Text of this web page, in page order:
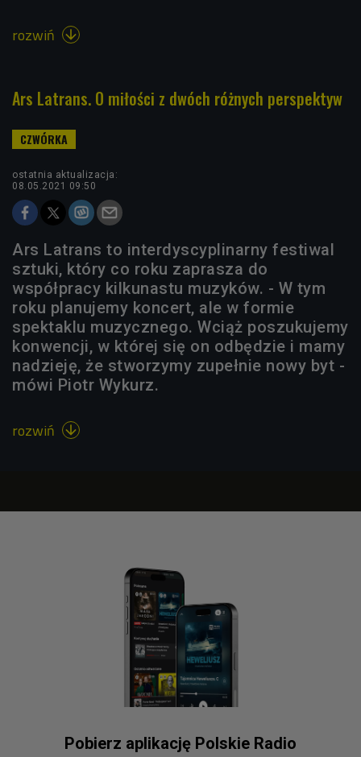
rozwiń 
Ars Latrans. O miłości z dwóch różnych perspektyw
ostatnia aktualizacja:
08.05.2021 09:50
Ars Latrans to interdyscyplinarny festiwal
sztuki, który co roku zaprasza do
współpracy kilkunastu muzyków. - W tym
roku planujemy koncert, ale w formie
spektaklu muzycznego. Wciąż poszukujemy
konwencji, w której się on odbędzie i mamy
nadzieję, że stworzymy zupełnie nowy byt -
mówi Piotr Wykurz.
rozwiń 
Pobierz aplikację Polskie Radio